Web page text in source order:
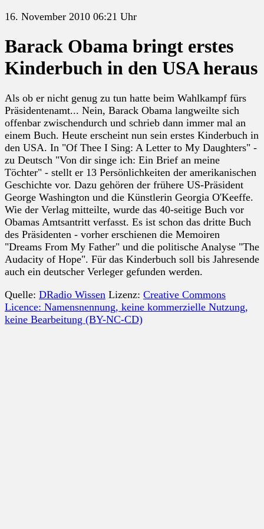
16. November 2010 06:21 Uhr
Barack Obama bringt erstes
Kinderbuch in den USA heraus
Als ob er nicht genug zu tun hatte beim Wahlkampf fürs
Präsidentenamt... Nein, Barack Obama langweilte sich
offenbar zwischendurch und schrieb dann immer mal an
einem Buch. Heute erscheint nun sein erstes Kinderbuch in
den USA. In "Of Thee I Sing: A Letter to My Daughters" -
zu Deutsch "Von dir singe ich: Ein Brief an meine
Töchter" - stellt er 13 Persönlichkeiten der amerikanischen
Geschichte vor. Dazu gehören der frühere US-Präsident
George Washington und die Künstlerin Georgia O'Keeffe.
Wie der Verlag mitteilte, wurde das 40-seitige Buch vor
Obamas Amtsantritt verfasst. Es ist schon das dritte Buch
des Präsidenten - vorher erschienen die Memoiren
"Dreams From My Father" und die politische Analyse "The
Audacity of Hope". Für das Kinderbuch soll bis Jahresende
auch ein deutscher Verleger gefunden werden.
Quelle: DRadio Wissen Lizenz: Creative Commons
Licence: Namensnennung, keine kommerzielle Nutzung,
keine Bearbeitung (BY-NC-CD)